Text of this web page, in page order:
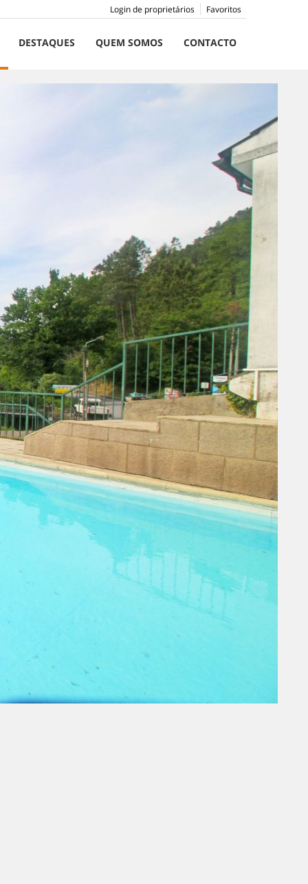
Favoritos
Login de proprietários
DESTAQUES QUEM SOMOS CONTACTO